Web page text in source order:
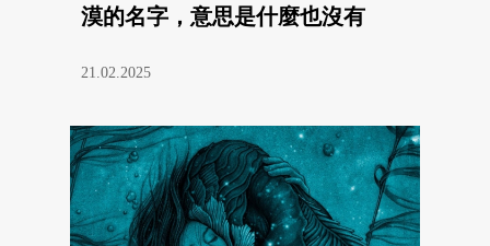
漠的名字，意思是什麼也沒有
21.02.2025